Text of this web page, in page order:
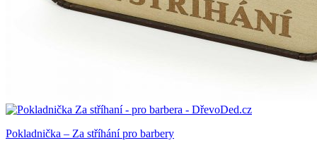
Pokladnička – Za stříhání pro barbery